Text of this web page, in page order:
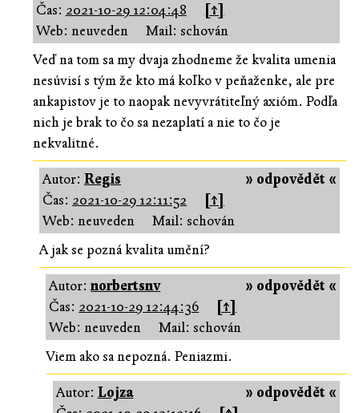
Čas: 2021-10-29 12:04:48
[↑]
Web: neuveden
Mail: schován
Veď na tom sa my dvaja zhodneme že kvalita umenia
nesúvisí s tým že kto má koľko v peňaženke, ale pre
ankapistov je to naopak nevyvrátiteľný axióm. Podľa
nich je brak to čo sa nezaplatí a nie to čo je
nekvalitné.
» odpovědět «
Autor: Regis
Čas: 2021-10-29 12:11:52
[↑]
Web: neuveden
Mail: schován
A jak se pozná kvalita umění?
» odpovědět «
Autor:norbertsnv
Čas: 2021-10-29 12:44:36
[↑]
Web: neuveden
Mail: schován
Viem ako sa nepozná. Peniazmi.
» odpovědět «
Autor: Lojza